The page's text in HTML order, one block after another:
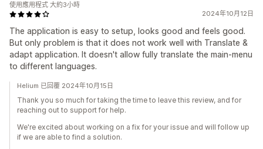
2024年10月12日
The application is easy to setup, looks good and feels good.
But only problem is that it does not work well with Translate &
adapt application. It doesn't allow fully translate the main-menu
to different languages.
使用應用程式 大約3小時
Helium 已回覆 2024年10月15日
Thank you so much for taking the time to leave this review, and for
reaching out to support for help.
We're excited about working on a fix for your issue and will follow up
if we are able to find a solution.